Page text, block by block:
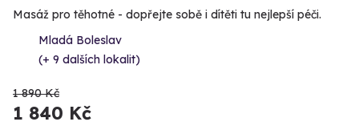
Masáž pro těhotné - dopřejte sobě i dítěti tu nejlepší péči.
Mladá Boleslav
(+ 9 dalších lokalit)
1 890 Kč
1 840 Kč